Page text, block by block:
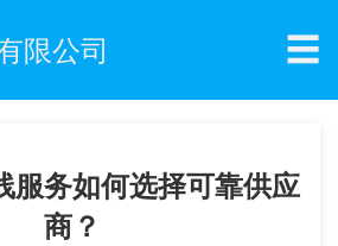
限公司 ☰
服务如何选择可靠供应
商？